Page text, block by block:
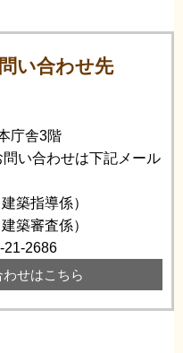
い合わせ先
庁舎3階
い合わせは下記メール
築指導係）
築審査係）
21-2686
せはこちら